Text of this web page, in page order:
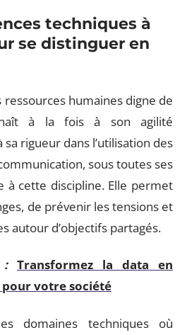
techniques à
se distinguer en
humaines digne de
à la fois à son agilité
rigueur dans l’utilisation des
sous toutes ses
à cette discipline. Elle permet
de prévenir les tensions et
autour d’objectifs partagés.
: Transformez la data en
votre société
domaines techniques où